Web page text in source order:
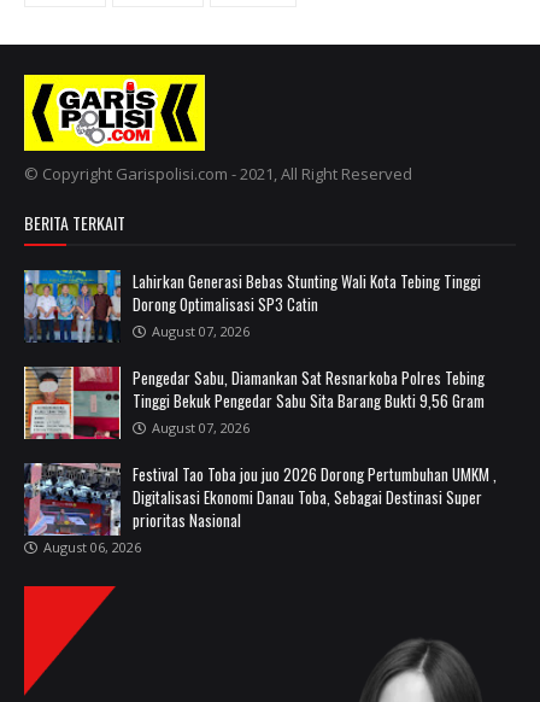
© Copyright Garispolisi.com - 2021, All Right Reserved
BERITA TERKAIT
Lahirkan Generasi Bebas Stunting Wali Kota Tebing Tinggi
Dorong Optimalisasi SP3 Catin
August 07, 2026
Pengedar Sabu, Diamankan Sat Resnarkoba Polres Tebing
Tinggi Bekuk Pengedar Sabu Sita Barang Bukti 9,56 Gram
August 07, 2026
Festival Tao Toba jou juo 2026 Dorong Pertumbuhan UMKM ,
Digitalisasi Ekonomi Danau Toba, Sebagai Destinasi Super
prioritas Nasional
August 06, 2026